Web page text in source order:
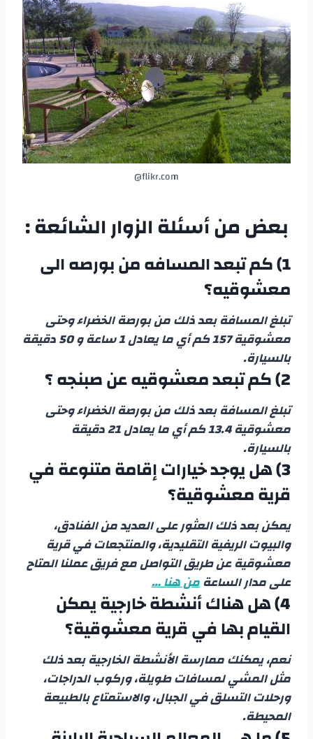
flikr.com@
بعض من أسئلة الزوار الشائعة :
1) كم تبعد المسافه من بورصه الى
معشوقيه؟
تبلغ المسافة بعد ذلك من بورصة الخضراء وحتى
معشوقية 157 كم أي ما يعادل 1 ساعة و 50 دقيقة
بالسيارة.
2) كم تبعد معشوقيه عن صبنجه ؟
تبلغ المسافة بعد ذلك من بورصة الخضراء وحتى
معشوقية 13.4 كم أي ما يعادل 21 دقيقة
بالسيارة.
3) هل يوجد خيارات إقامة متنوعة في
قرية معشوقية؟
يمكن بعد ذلك العثور على العديد من الفنادق،
والبيوت الريفية التقليدية، والمنتجعات في قرية
معشوقية عن طريق التواصل مع فريق عملنا المتاح
على مدار الساعةمن هنا …
4) هل هناك أنشطة خارجية يمكن
القيام بها في قرية معشوقية؟
نعم، يمكنك ممارسة الأنشطة الخارجية بعد ذلك
مثل المشي لمسافات طويلة، وركوب الدراجات،
ورحلات التسلق في الجبال، والاستمتاع بالطبيعة
المحيطة.